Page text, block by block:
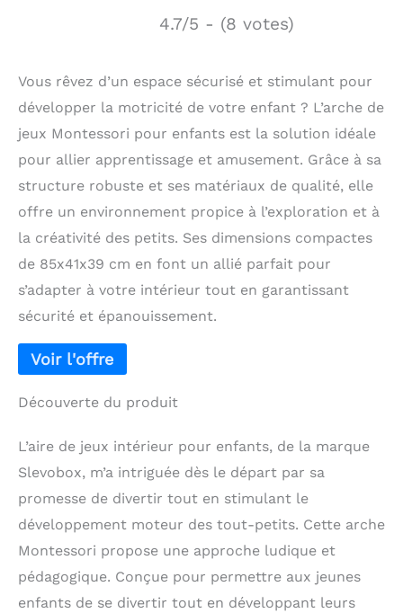
4.7/5 - (8 votes)
Vous rêvez d’un espace sécurisé et stimulant pour
développer la motricité de votre enfant ? L’arche de
jeux Montessori pour enfants est la solution idéale
pour allier apprentissage et amusement. Grâce à sa
structure robuste et ses matériaux de qualité, elle
offre un environnement propice à l’exploration et à
la créativité des petits. Ses dimensions compactes
de 85x41x39 cm en font un allié parfait pour
s’adapter à votre intérieur tout en garantissant
sécurité et épanouissement.
Découverte du produit
L’aire de jeux intérieur pour enfants, de la marque
Slevobox, m’a intriguée dès le départ par sa
promesse de divertir tout en stimulant le
développement moteur des tout-petits. Cette arche
Montessori propose une approche ludique et
pédagogique. Conçue pour permettre aux jeunes
enfants de se divertir tout en développant leurs